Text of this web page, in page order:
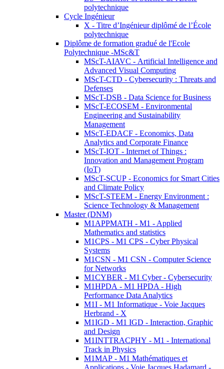
polytechnique
Cycle Ingénieur
X - Titre d’Ingénieur diplômé de l’École
polytechnique
Diplôme de formation gradué de l'Ecole
Polytechnique -MSc&T
MScT-AIAVC - Artificial Intelligence and
Advanced Visual Computing
MScT-CTD - Cybersecurity : Threats and
Defenses
MScT-DSB - Data Science for Business
MScT-ECOSEM - Environmental
Engineering and Sustainability
Management
MScT-EDACF - Economics, Data
Analytics and Corporate Finance
MScT-IOT - Internet of Things :
Innovation and Management Program
(IoT)
MScT-SCUP - Economics for Smart Cities
and Climate Policy
MScT-STEEM - Energy Environment :
Science Technology & Management
Master (DNM)
M1APPMATH - M1 - Applied
Mathematics and statistics
M1CPS - M1 CPS - Cyber Physical
Systems
M1CSN - M1 CSN - Computer Science
for Networks
M1CYBER - M1 Cyber - Cybersecurity
M1HPDA - M1 HPDA - High
Performance Data Analytics
M1I - M1 Informatique - Voie Jacques
Herbrand - X
M1IGD - M1 IGD - Interaction, Graphic
and Design
M1INTTRACPHY - M1 - International
Track in Physics
M1MAP - M1 Mathématiques et
Applications - Voie Jacques Hadamard -